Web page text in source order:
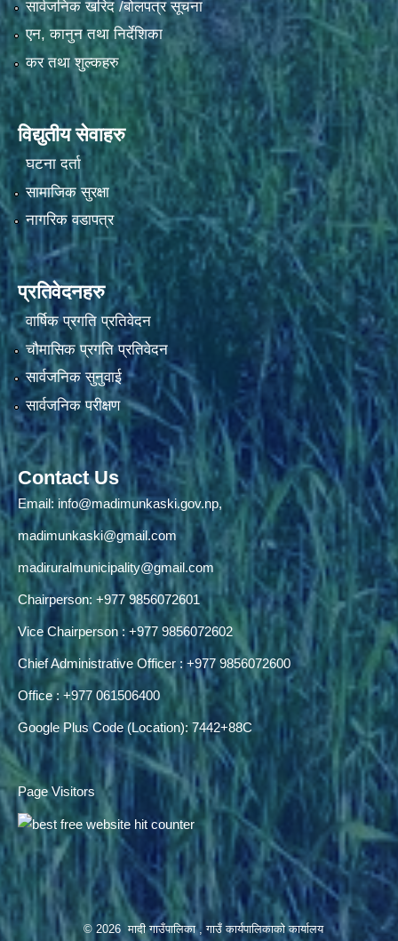
सार्वजनिक खरिद /बोलपत्र सूचना
एन, कानुन तथा निर्देशिका
कर तथा शुल्कहरु
विद्युतीय सेवाहरु
घटना दर्ता
सामाजिक सुरक्षा
नागरिक वडापत्र
प्रतिवेदनहरु
वार्षिक प्रगति प्रतिवेदन
चौमासिक प्रगति प्रतिवेदन
सार्वजनिक सुनुवाई
सार्वजनिक परीक्षण
Contact Us
Email: info@madimunkaski.gov.np,
madimunkaski@gmail.com
madiruralmunicipality@gmail.com
Chairperson: +977 9856072601
Vice Chairperson : +977 9856072602
Chief Administrative Officer : +977 9856072600
Office : +977 061506400
Google Plus Code (Location): 7442+88C
Page Visitors
© 2026 मादी गाउँपालिका , गाउँ कार्यपालिकाको कार्यालय